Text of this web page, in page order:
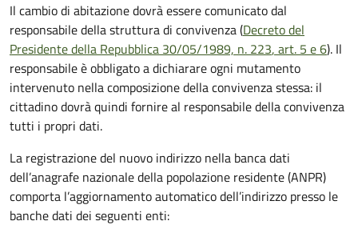
Il cambio di abitazione dovrà essere comunicato dal
responsabile della struttura di convivenza (Decreto del
Presidente della Repubblica 30/05/1989, n. 223, art. 5 e 6). Il
responsabile è obbligato a dichiarare ogni mutamento
intervenuto nella composizione della convivenza stessa: il
cittadino dovrà quindi fornire al responsabile della convivenza
tutti i propri dati.
La registrazione del nuovo indirizzo nella banca dati
dell’anagrafe nazionale della popolazione residente (ANPR)
comporta l’aggiornamento automatico dell’indirizzo presso le
banche dati dei seguenti enti: